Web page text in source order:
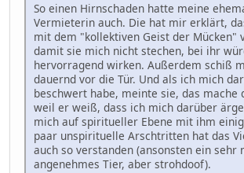
So einen Hirnschaden hatte meine
Vermieterin auch. Die hat mir erklärt,
mit dem "kollektiven Geist der Mücken"
damit sie mich nicht stechen, bei ihr
hervorragend wirken. Außerdem schiß
dauernd vor die Tür. Und als ich mich
beschwert habe, meinte sie, das mache
weil er weiß, dass ich mich darüber
mich auf spiritueller Ebene mit ihm
paar unspirituelle Arschtritten hat das
auch so verstanden (ansonsten ein sehr
angenehmes Tier, aber strohdoof).